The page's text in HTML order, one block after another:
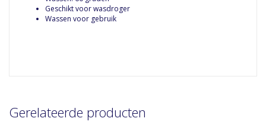
Geschikt voor wasdroger
Wassen voor gebruik
Gerelateerde producten